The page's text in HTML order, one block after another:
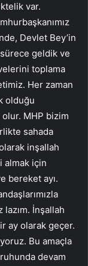
var.
Devlet Bey’in
geldik ve
toplama
Her zaman
olduğu
MHP bizim
sahada
inşallah
almak için
bereket ayı.
İnşallah
ay olarak geçer.
Bu amaçla
devam